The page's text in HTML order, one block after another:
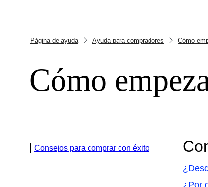
Página de ayuda Ayuda para compradores Cómo
Cómo
Consejos para comprar con éxito
¿Por